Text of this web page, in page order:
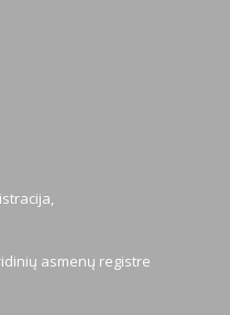
asmenų registre